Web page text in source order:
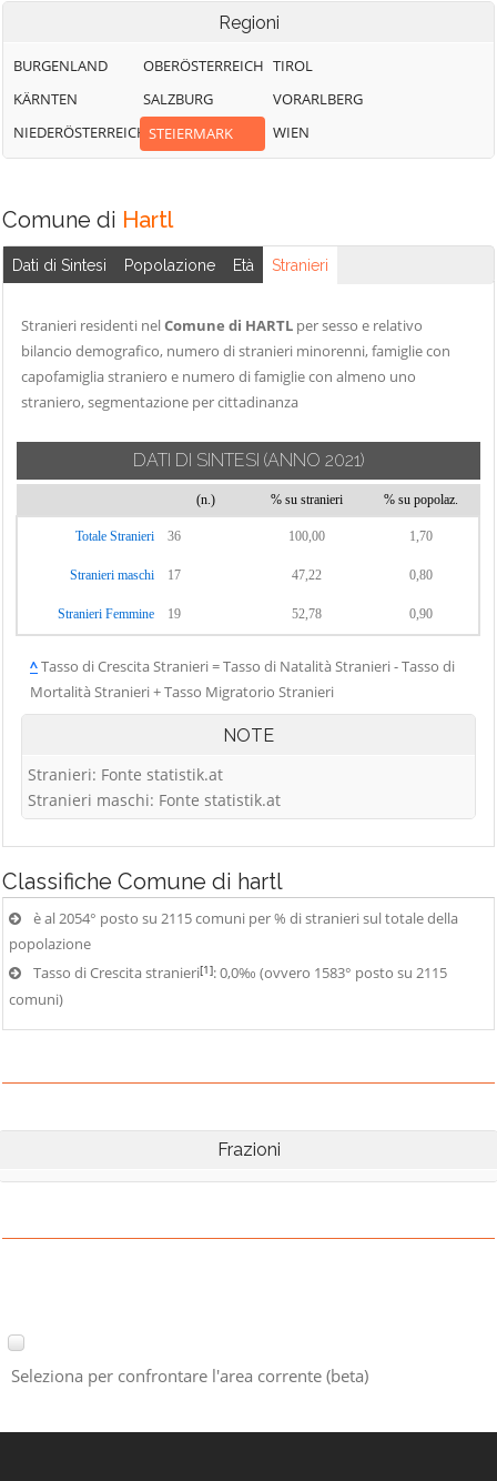
Regioni
BURGENLAND
KÄRNTEN
NIEDERÖSTERREICH
OBERÖSTERREICH
SALZBURG
STEIERMARK
TIROL
VORARLBERG
WIEN
Comune di Hartl
Dati di Sintesi Popolazione Età Stranieri
Stranieri residenti nelComune di HARTL per sesso e relativo
bilancio demografico, numero di stranieri minorenni, famiglie con
capofamiglia straniero e numero di famiglie con almeno uno
straniero, segmentazione per cittadinanza
DATI DI SINTESI (ANNO 2021)
(n.) % su stranieri % su popolaz.
Totale Stranieri 36 100,00 1,70
Stranieri maschi 17 47,22 0,80
Stranieri Femmine 19 52,78 0,90
^Tasso di Crescita Stranieri = Tasso di Natalità Stranieri - Tasso di
Mortalità Stranieri + Tasso Migratorio Stranieri
NOTE
Stranieri: Fonte statistik.at
Stranieri maschi: Fonte statistik.at
Classifiche Comune di hartl
è al 2054° posto su 2115 comuni per % di stranieri sul totale della
popolazione
Tasso di Crescita stranieri[1]: 0,0‰ (ovvero 1583° posto su 2115
comuni)
Frazioni
Seleziona per confrontare l'area corrente (beta)